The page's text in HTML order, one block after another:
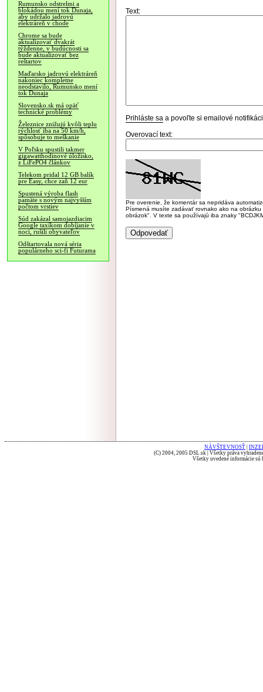
Rumunsko odstrelmi a
blokádou mení tok Dunaja,
aby udržalo jadrovú
elektráreň v chode
Chrome sa bude
aktualizovať dvakrát
týždenne, v budúcnosti sa
bude aktualizovať bez
reštartov
Maďarsko jadrovú elektráreň
nakoniec kompletne
neodstavilo, Rumunsko mení
tok Dunaja
Slovensko.sk má opäť
technické problémy
Železnice znižujú kvôli teplu
rýchlosť iba na 50 km/h,
spôsobuje to meškanie
V Poľsku spustili takmer
gigawatthodinové úložisko,
z LiFePO4 článkov
Telekom pridal 12 GB balík
pre Easy, chce zaň 12 eur
Spustená výroba flash
pamäte s novým najvyšším
počtom vrstiev
Súd zakázal samojazdiacim
Google taxíkom dobíjanie v
noci, rušili obyvateľov
Odštartovala nová séria
populárneho sci-fi Futurama
Text:
Prihláste sa a povoľte si emailové
Overovací text:
Pre overenie, že komentár sa nepridáva
Písmená musíte zadávať rovnako ako na
obrázok". V texte sa používajú iba znaky
NÁVŠTEVNOSŤ
(C) 2004, 2005 DSL.sk | Všetky práva
Všetky uvedené informácie sú